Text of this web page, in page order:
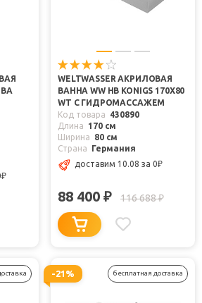
₽
WELTWASSER АКРИЛОВАЯ
ВАННА WW HB KONIGS 170X80
WT С ГИДРОМАССАЖЕМ
Код товара
430890
Длина
170 см
Ширина
80 см
Страна
Германия
доставим 10.08 за 0₽
88 400 ₽ 116 688₽
-21% бесплатная доставка